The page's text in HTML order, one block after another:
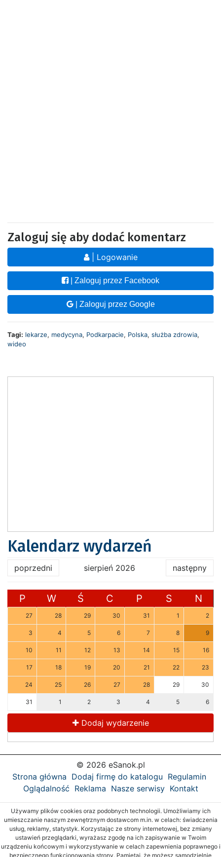
Zaloguj się aby dodać komentarz
| Logowanie
| Zaloguj przez Facebook
| Zaloguj przez Google
Tagi: lekarze, medycyna, Podkarpacie, Polska, służba zdrowia,
wideo
Kalendarz wydarzeń
poprzedni sierpień 2026 następny
P W Ś C P S N
27 28 29 30 31 1 2
3 4 5 6 7 8 9
10 11 12 13 14 15 16
17 18 19 20 21 22 23
24 25 26 27 28 29 30
31 1 2 3 4 5 6
Dodaj wydarzenie
© 2026 eSanok.pl
Strona główna Dodaj firmę do katalogu Regulamin
Oglądalność Reklama Nasze serwisy Kontakt
Używamy plików cookies oraz podobnych technologii. Umożliwiamy ich
umieszczanie naszym zewnętrznym dostawcom m.in. w celach: świadczenia
usług, reklamy, statystyk. Korzystając ze strony internetowej, bez zmiany
ustawień przeglądarki, wyrażasz zgodę na ich zapisywanie w Twoim
urządzeniu końcowym i wykorzystywanie w celach zapewnienia poprawnego i
bezpiecznego funkcjonowania strony. Pamiętaj, że możesz samodzielnie